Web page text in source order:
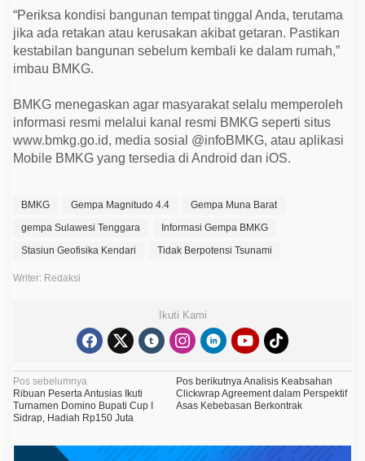
“Periksa kondisi bangunan tempat tinggal Anda, terutama
jika ada retakan atau kerusakan akibat getaran. Pastikan
kestabilan bangunan sebelum kembali ke dalam rumah,”
imbau BMKG.
BMKG menegaskan agar masyarakat selalu memperoleh
informasi resmi melalui kanal resmi BMKG seperti situs
www.bmkg.go.id, media sosial @infoBMKG, atau aplikasi
Mobile BMKG yang tersedia di Android dan iOS.
BMKG Gempa Magnitudo 4.4
Gempa Muna Barat
gempa Sulawesi Tenggara
Informasi Gempa BMKG
Stasiun Geofisika Kendari
Tidak Berpotensi Tsunami
Writer: Redaksi
Ikuti Kami
N
a
v
i
Pos sebelumnya
Ribuan Peserta Antusias Ikuti
Turnamen Domino Bupati Cup I
Sidrap, Hadiah Rp150 Juta
Pos berikutnyaAnalisis Keabsahan
Clickwrap Agreement dalam Perspektif
Asas Kebebasan Berkontrak